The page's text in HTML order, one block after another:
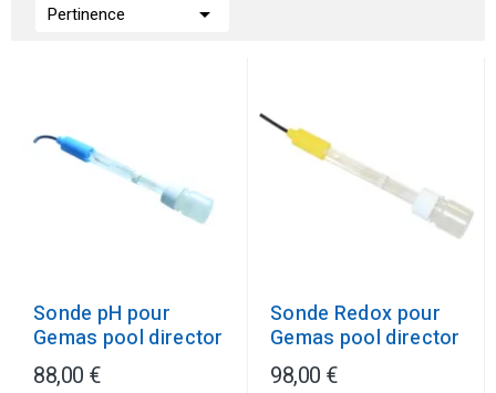
Pertinence 
Sonde pH pour
Gemas pool director
88,00 €
Sonde Redox pour
Gemas pool director
98,00 €